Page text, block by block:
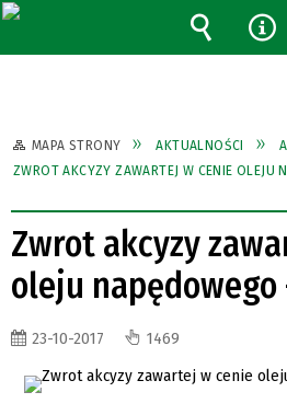
MAPA STRONY AKTUALNOŚCI
ZWROT AKCYZY ZAWARTEJ W CENIE OLEJU
Zwrot akcyzy
oleju napędowego
23-10-2017 1469